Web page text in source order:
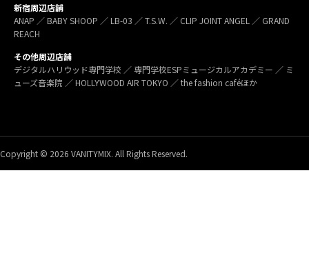
新宿周辺店舗
ANAP ／ BABY SHOOP ／ LB-03 ／ T.S.W. ／ CLIP JOINT ANGEL ／ GRAND
REACH
その他周辺店舗
デジタルハリウッド専門学校 ／ 専門学校ESPミュージカルアカデミー ／ ミ
ューズ音楽院 ／ HOLLYWOOD AIR TOKYO ／ the fashion caféほか
Copyright © 2026 VANITYMIX. All Rights Reserved.